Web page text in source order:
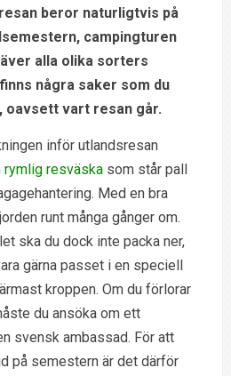
beror naturligtvis på
campingturen
alla olika sorters
några saker som du
oavsett vart resan går.
inför utlandsresan
rymlig resväskasom står pall
Med en bra
runt många gånger om.
ska du dock inte packa ner,
gärna passet i en speciell
kroppen. Om du förlorar
du ansöka om ett
svensk ambassad. För att
på semestern är det därför